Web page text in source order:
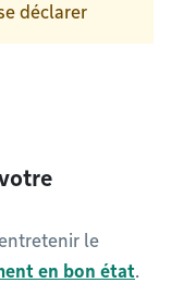
déclarer
le
en bon état.